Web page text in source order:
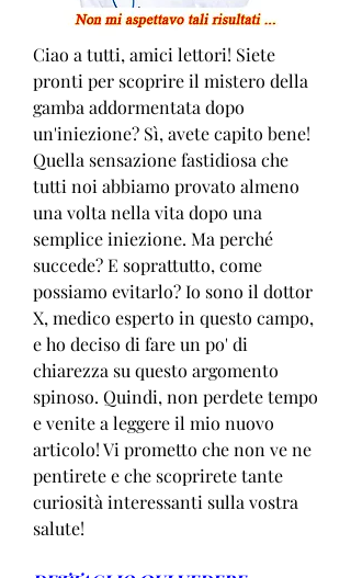
Ciao a tutti, amici lettori! Siete
pronti per scoprire il mistero della
gamba addormentata dopo
un'iniezione? Sì, avete capito bene!
Quella sensazione fastidiosa che
tutti noi abbiamo provato almeno
una volta nella vita dopo una
semplice iniezione. Ma perché
succede? E soprattutto, come
possiamo evitarlo? Io sono il dottor
X, medico esperto in questo campo,
e ho deciso di fare un po' di
chiarezza su questo argomento
spinoso. Quindi, non perdete tempo
e venite a leggere il mio nuovo
articolo! Vi prometto che non ve ne
pentirete e che scoprirete tante
curiosità interessanti sulla vostra
salute!